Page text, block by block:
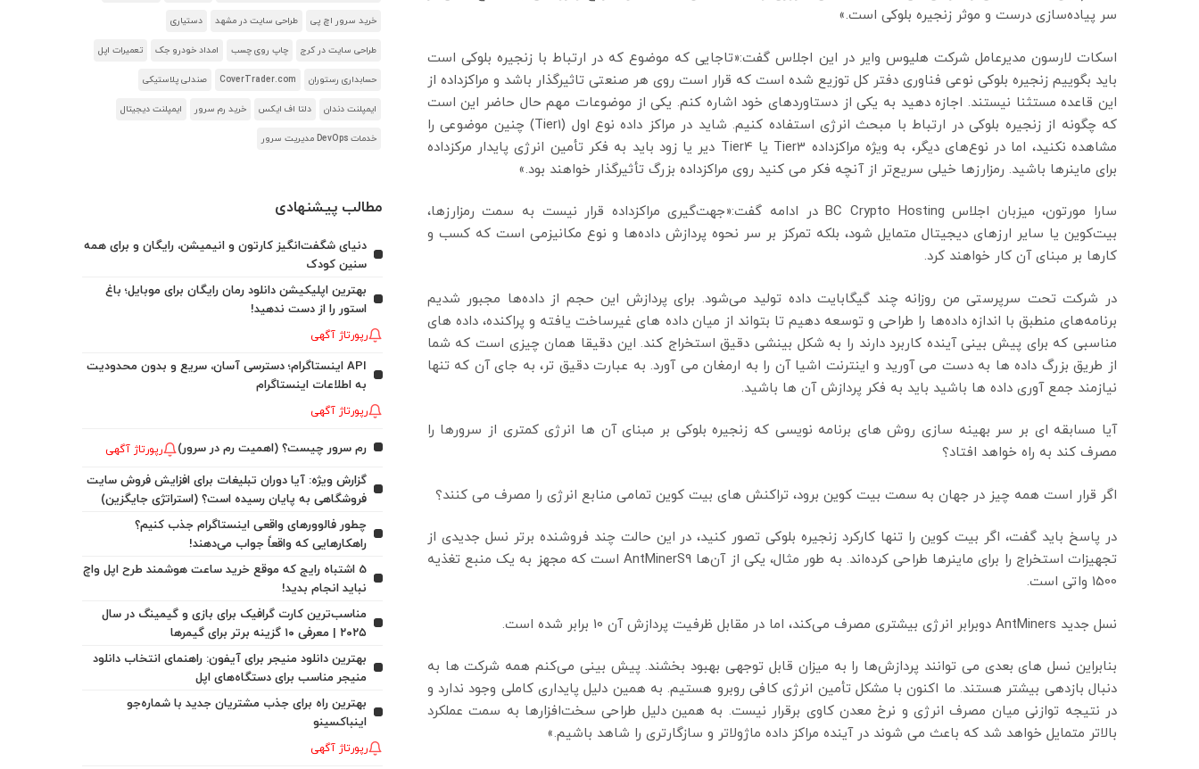
سر پیاده‌سازی درست و موثر زنجیره بلوکی است.»
اسکات لارسون مدیرعامل شرکت هلیوس وایر در این اجلاس گفت:«تاجایی که موضوع که در ارتباط با زنجیره بلوکی است
باید بگوییم زنجیره بلوکی نوعی فناوری دفتر کل توزیع شده است که قرار است روی هر صنعتی تاثیرگذار باشد و مراکزداده از
این قاعده مستثنا نیستند. اجازه دهید به یکی از دستاوردهای خود اشاره کنم. یکی از موضوعات مهم حال حاضر این است
که چگونه از زنجیره بلوکی در ارتباط با مبحث انرژی استفاده کنیم. شاید در مراکز داده نوع اول (Tier1) چنین موضوعی را
مشاهده نکنید، اما در نوع‌های دیگر، به ویژه مراکزداده Tier3 یا Tier4 دیر یا زود باید به فکر تأمین انرژی پایدار مرکزداده
برای ماینرها باشید. رمزارزها خیلی سریع‌تر از آنچه فکر می کنید روی مراکزداده بزرگ تأثیرگذار خواهند بود.»
سارا مورتون، میزبان اجلاس BC Crypto Hosting در ادامه گفت:«جهت‌گیری مراکزداده قرار نیست به سمت رمزارزها،
بیت‌کوین یا سایر ارزهای دیجیتال متمایل شود، بلکه تمرکز بر سر نحوه پردازش داده‌ها و نوع مکانیزمی است که کسب و
کارها بر مبنای آن کار خواهند کرد.
در شرکت تحت سرپرستی من روزانه چند گیگابایت داده تولید می‌شود. برای پردازش این حجم از داده‌ها مجبور شدیم
برنامه‌های منطبق با اندازه داده‌ها را طراحی و توسعه دهیم تا بتواند از میان داده های غیرساخت یافته و پراکنده، داده های
مناسبی که برای پیش بینی آینده کاربرد دارند را به شکل بینشی دقیق استخراج کند. این دقیقا همان چیزی است که شما
از طریق بزرگ داده ها به دست می آورید و اینترنت اشیا آن را به ارمغان می آورد. به عبارت دقیق تر، به جای آن که تنها
نیازمند جمع آوری داده ها باشید باید به فکر پردازش آن ها باشید.
آیا مسابقه ای بر سر بهینه سازی روش های برنامه نویسی که زنجیره بلوکی بر مبنای آن ها انرژی کمتری از سرورها را
مصرف کند به راه خواهد افتاد؟
اگر قرار است همه چیز در جهان به سمت بیت کوین برود، تراکنش های بیت کوین تمامی منابع انرژی را مصرف می کنند؟
در پاسخ باید گفت، اگر بیت کوین را تنها کارکرد زنجیره بلوکی تصور کنید، در این حالت چند فروشنده برتر نسل جدیدی از
تجهیزات استخراج را برای ماینرها طراحی کرده‌اند. به طور مثال، یکی از آن‌ها AntMinerS9 است که مجهز به یک منبع تغذیه
1500 واتی است.
نسل جدید AntMiners دوبرابر انرژی بیشتری مصرف می‌کند، اما در مقابل ظرفیت پردازش آن 10 برابر شده است.
بنابراین نسل های بعدی می توانند پردازش‌ها را به میزان قابل توجهی بهبود بخشند. پیش بینی می‌کنم همه شرکت ها به
دنبال بازدهی بیشتر هستند. ما اکنون با مشکل تأمین انرژی کافی روبرو هستیم. به همین دلیل پایداری کاملی وجود ندارد و
در نتیجه توازنی میان مصرف انرژی و نرخ معدن کاوی برقرار نیست. به همین دلیل طراحی سخت‌افزارها به سمت عملکرد
بالاتر متمایل خواهد شد که باعث می شوند در آینده مراکز داده ماژولاتر و سازگارتری را شاهد باشیم.»
خرید سرور اچ پی طراحی سایت در مشهد دستیاری
طراحی سایت در کرج چاپ روی چسب امداد خودرو جک تعمیرات اپل
حسابداری رستوران CoverTrader.com صندلی پلاستیکی
ایمپلنت دندان دلتا اف ایکس خرید رم سرور ایمپلنت دیجیتال
خدمات DevOps مدیریت سرور
مطالب پیشنهادی
دنیای شگفت‌انگیز کارتون و انیمیشن، رایگان و برای همه
سنین کودک
بهترین اپلیکیشن دانلود رمان رایگان برای موبایل؛ باغ
استور را از دست ندهید!
رپورتاژ آگهی
API اینستاگرام؛ دسترسی آسان، سریع و بدون محدودیت
به اطلاعات اینستاگرام
رپورتاژ آگهی
رم سرور چیست؟ (اهمیت رم در سرور) رپورتاژ آگهی
گزارش ویژه: آیا دوران تبلیغات برای افزایش فروش سایت
فروشگاهی به پایان رسیده است؟ (استراتژی جایگزین)
چطور فالوورهای واقعی اینستاگرام جذب کنیم؟
راهکارهایی که واقعاً جواب می‌دهند!
5 اشتباه رایج که موقع خرید ساعت هوشمند طرح اپل واچ
نباید انجام بدید!
مناسب‌ترین کارت گرافیک برای بازی و گیمینگ در سال
۲۰۲۵ | معرفی ۱۰ گزینه برتر برای گیمرها
بهترین دانلود منیجر برای آیفون: راهنمای انتخاب دانلود
منیجر مناسب برای دستگاه‌های اپل
بهترین راه برای جذب مشتریان جدید با شماره‌جو
اینباکسینو
رپورتاژ آگهی